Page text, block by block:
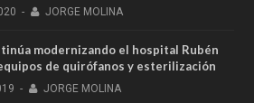
- JORGE MOLINA
modernizando el hospital Rubén
de quirófanos y esterilización
- JORGE MOLINA